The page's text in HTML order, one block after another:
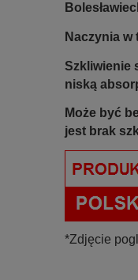
Naczynia
Szkliwienie
niską
Może być
jest brak
*Zdjęcie